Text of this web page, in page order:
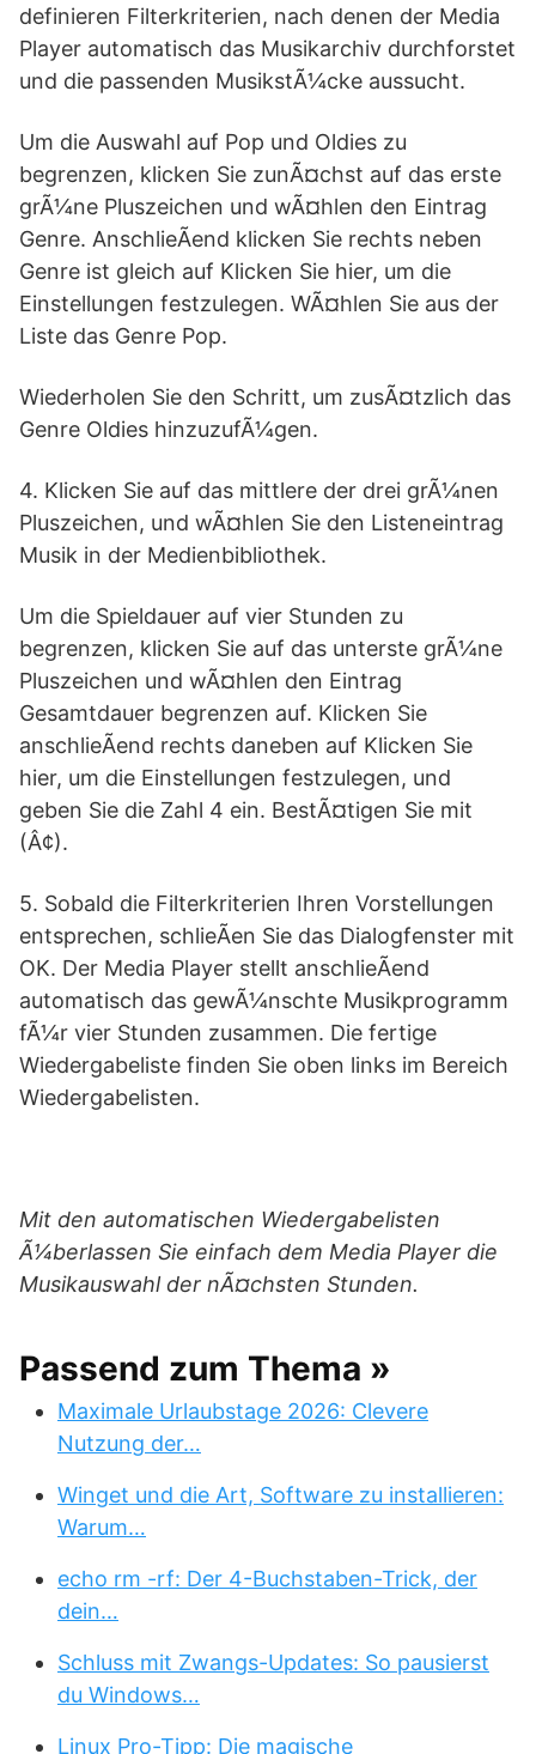
definieren Filterkriterien, nach denen der Media
Player automatisch das Musikarchiv durchforstet
und die passenden MusikstÃ¼cke aussucht.
Um die Auswahl auf Pop und Oldies zu
begrenzen, klicken Sie zunÃ¤chst auf das erste
grÃ¼ne Pluszeichen und wÃ¤hlen den Eintrag
Genre. AnschlieÃend klicken Sie rechts neben
Genre ist gleich auf Klicken Sie hier, um die
Einstellungen festzulegen. WÃ¤hlen Sie aus der
Liste das Genre Pop.
Wiederholen Sie den Schritt, um zusÃ¤tzlich das
Genre Oldies hinzuzufÃ¼gen.
4. Klicken Sie auf das mittlere der drei grÃ¼nen
Pluszeichen, und wÃ¤hlen Sie den Listeneintrag
Musik in der Medienbibliothek.
Um die Spieldauer auf vier Stunden zu
begrenzen, klicken Sie auf das unterste grÃ¼ne
Pluszeichen und wÃ¤hlen den Eintrag
Gesamtdauer begrenzen auf. Klicken Sie
anschlieÃend rechts daneben auf Klicken Sie
hier, um die Einstellungen festzulegen, und
geben Sie die Zahl 4 ein. BestÃ¤tigen Sie mit
(Â¢).
5. Sobald die Filterkriterien Ihren Vorstellungen
entsprechen, schlieÃen Sie das Dialogfenster mit
OK. Der Media Player stellt anschlieÃend
automatisch das gewÃ¼nschte Musikprogramm
fÃ¼r vier Stunden zusammen. Die fertige
Wiedergabeliste finden Sie oben links im Bereich
Wiedergabelisten.
Mit den automatischen Wiedergabelisten
Ã¼berlassen Sie einfach dem Media Player die
Musikauswahl der nÃ¤chsten Stunden.
Passend zum Thema »
Maximale Urlaubstage 2026: Clevere
Nutzung der…
Winget und die Art, Software zu installieren:
Warum…
echo rm -rf: Der 4-Buchstaben-Trick, der
dein…
Schluss mit Zwangs-Updates: So pausierst
du Windows…
Linux Pro-Tipp: Die magische